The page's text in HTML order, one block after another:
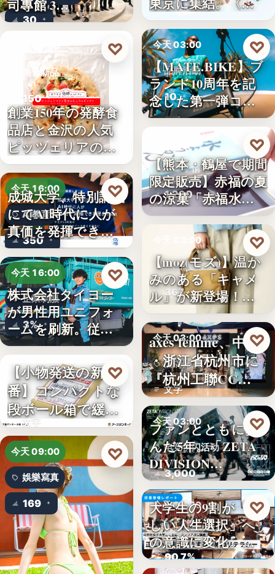
30
司專館 3…
今天 16:00
美食新品
150
創業150年の発酵食
品店と金沢の人気
ピッツェリアのコ
ラボ…
♡
今天 16:00
AI教育
350
成城大学、特別講義
にてAI時代に人が
真価を発揮できる
理由…
♡
今天 16:00
企業制服
3%
株式会社タイヨー
が男性用ユニフォ
ームを刷新。従来
の男女兼…
♡
今天 15:10
日本包材
文字
【小物発送の新定
番】コンパクトな
段ボール箱で緩衝
材の節約…
♡
今天 09:00
娛樂寫真
169
♡
今天 03:00
品牌活動
10
【MATE.BIKE】ブ
ランド10周年を記
念した第一弾コ…
♡
今天 03:00
和菓子情報
1,200
【熊本・鶴屋で期間
限定販売】赤福の夏
の涼菓「赤福水よ
うか…
♡
今天 03:00
新品情報
367
【moz(モズ)】温か
みのある「キャメ
ル」が新登場！毎
日…
♡
今天 03:00
品牌開店
文字
axes femme、中国
・浙江省杭州市に
『杭州工聯CC…
♡
今天 03:00
电竞快闪活动
3,000
ファンとともに歩
んだ5年。「ZETA
DIVISION…
♡
今天 03:00
金融教育
90.7%
大学生の9割が「正
しい人生選択」へ
の意識に変化。ブ
ロード…
♡